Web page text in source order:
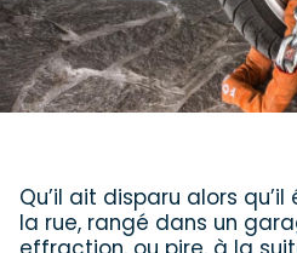
Qu’il ait disparu alors
la rue, rangé dans un